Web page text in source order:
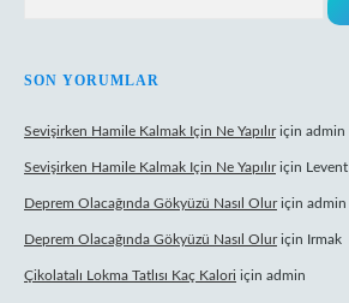
SON YORUMLAR
Sevişirken Hamile Kalmak Için Ne Yapılıriçin admin
Sevişirken Hamile Kalmak Için Ne Yapılıriçin Levent
Deprem Olacağında Gökyüzü Nasıl Oluriçin admin
Deprem Olacağında Gökyüzü Nasıl Oluriçin Irmak
Çikolatalı Lokma Tatlısı Kaç Kalori için admin